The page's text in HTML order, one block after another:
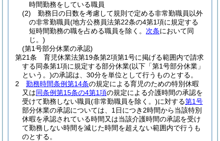
時間勤務をしている職員
(2)
勤務日の日数を考慮して規則で定める非常勤職員以外
の非常勤職員(地方公務員法第22条の4第1項に規定する
短時間勤務の職を占める職員を除く。 次条において同
じ。)
(第1号部分休業の承認)
第21条
育児休業法第19条第2項第1号に掲げる範囲内で請求
する同条第1項に規定する部分休業(以下「第1号部分休業」
という。)の承認は、30分を単位として行うものとする。
2
勤務時間条例第14条の規定による育児のための特別休暇
又は同条例第15条の4第1項の規定による介護時間の承認を
受けて勤務しない職員(非常勤職員を除く。)に対する第1号
部分休業の承認については、1日につき2時間から当該特別
休暇を承認されている時間又は当該介護時間の承認を受け
て勤務しない時間を減じた時間を超えない範囲内で行うも
のとする。